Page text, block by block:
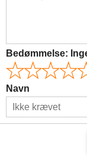
Bedømmelse:
Navn